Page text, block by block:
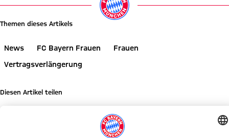
Themen dieses Artikels
News FC Bayern Frauen
Frauen
Vertragsverlängerung
Diesen Artikel teilen